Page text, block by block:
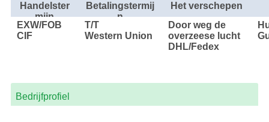
Handelster
mijn
Betalingstermij
n
Het verschepen
EXW/FOB
CIF
T/T
Western Union
Door weg de
overzeese lucht
DHL/Fedex
Bedrijfprofiel